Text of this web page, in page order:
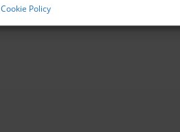
Cookie Policy